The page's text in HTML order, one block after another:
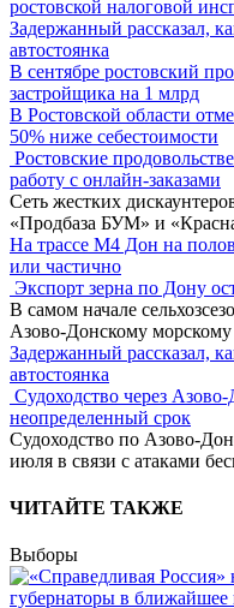
ростовской налоговой
Задержанный рассказал,
автостоянка
В сентябре ростовский
застройщика на 1 млрд
В Ростовской области
50% ниже себестоимости
Ростовские
работу с онлайн-заказами
Сеть жестких
«Продбаза БУМ» и
На трассе М4 Дон на
или частично
Экспорт зерна по Дону
В самом начале
Азово-Донскому морскому
Задержанный рассказал,
автостоянка
Судоходство через
неопределенный срок
Судоходство по Азово-
июля в связи с атаками
ЧИТАЙТЕ ТАКЖЕ
Выборы